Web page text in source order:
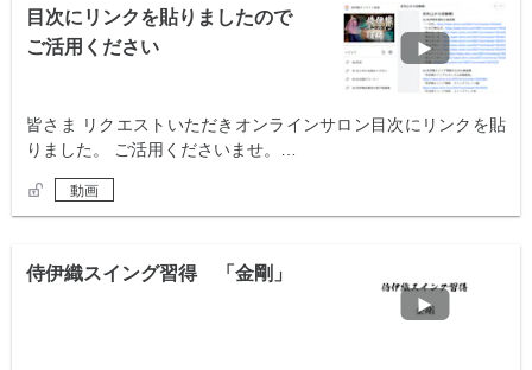
目次にリンクを貼りましたので
ご活用ください
皆さま リクエストいただきオンラインサロン目次にリンクを貼
りました。 ご活用くださいませ。…
動画
侍伊織スイング習得 「金剛」